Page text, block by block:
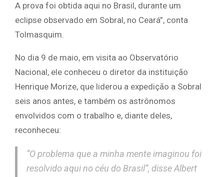
A prova foi obtida aqui no Brasil, durante um
eclipse observado em Sobral, no Ceará”, conta
Tolmasquim.
No dia 9 de maio, em visita ao Observatório
Nacional, ele conheceu o diretor da instituição
Henrique Morize, que liderou a expedição a Sobral
seis anos antes, e também os astrônomos
envolvidos com o trabalho e, diante deles,
reconheceu:
“O problema que a minha mente imaginou foi
resolvido aqui no céu do Brasil”, disse Albert